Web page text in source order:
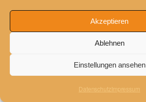
Akzeptieren
Ablehnen
Einstellungen ansehen
DatenschutzImpressum
Blog
FAQs
Veranstaltungen
Vorlagen